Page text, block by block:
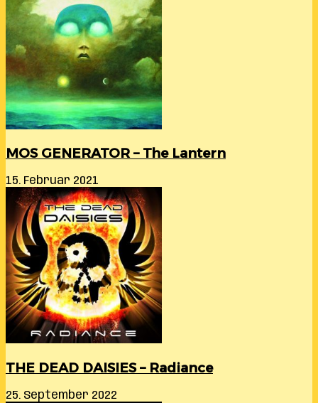
MOS GENERATOR – The Lantern
15. Februar 2021
THE DEAD DAISIES – Radiance
25. September 2022